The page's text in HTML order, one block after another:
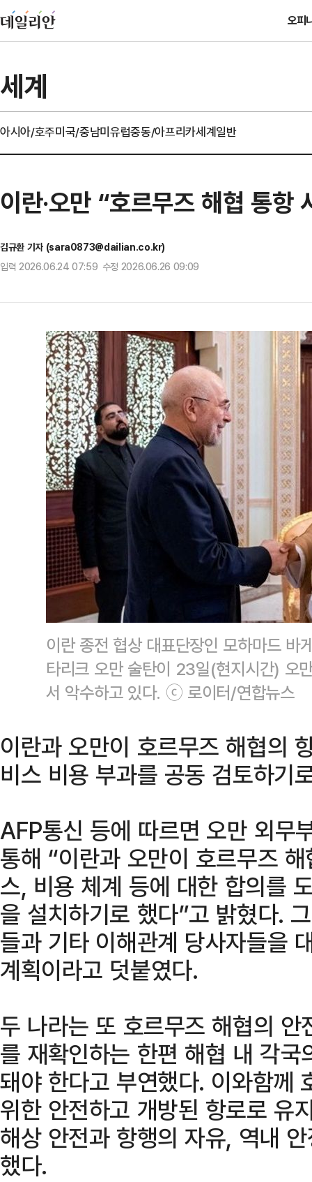
오피
세계
아시아/호주미국/중남미유럽중동/아프리카세계일반
이란·오만 “호르무즈 해협 통항
김규환 기자 (sara0873@dailian.co.kr)
입력 2026.06.24 07:59 수정 2026.06.26 09:09
이란 종전 협상 대표단장인 모하마드 바
타리크 오만 술탄이 23일(현지시간) 오
서 악수하고 있다. ⓒ 로이터/연합뉴스
이란과 오만이 호르무즈 해협의
비스 비용 부과를 공동 검토하기
AFP통신 등에 따르면 오만 외무
통해 “이란과 오만이 호르무즈
스, 비용 체계 등에 대한 합의를
을 설치하기로 했다”고 밝혔다.
들과 기타 이해관계 당사자들을
계획이라고 덧붙였다.
두 나라는 또 호르무즈 해협의
를 재확인하는 한편 해협 내 각
돼야 한다고 부연했다. 이와함께
위한 안전하고 개방된 항로로 유
해상 안전과 항행의 자유, 역내
했다.